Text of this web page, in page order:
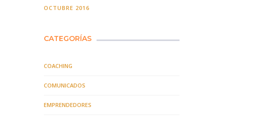
OCTUBRE 2016
CATEGORÍAS
COACHING
COMUNICADOS
EMPRENDEDORES